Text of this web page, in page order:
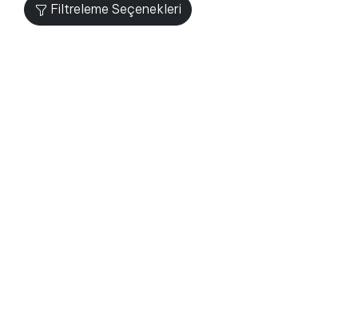
Filtreleme Seçenekleri